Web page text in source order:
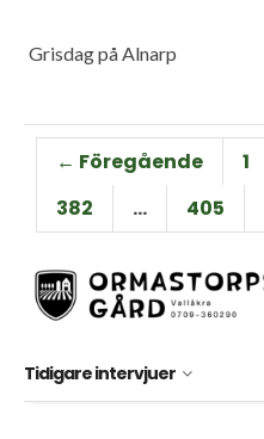
Grisdag på Alnarp
← Föregående 1
382
… 405
Tidigare intervjuer